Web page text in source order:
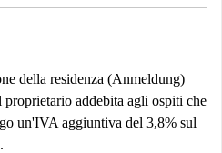
della residenza (Anmeldung)
proprietario addebita agli ospiti che
un'IVA aggiuntiva del 3,8% sul